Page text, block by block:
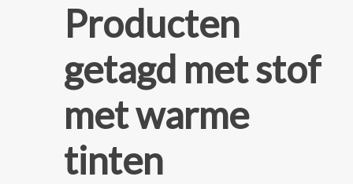
Producten
getagd met stof
met warme
tinten